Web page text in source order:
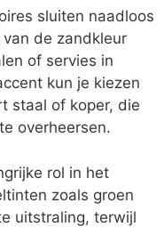
sluiten naadloos
de zandkleur
of servies in
kun je kiezen
staal of koper, die
overheersen.
rol in het
zoals groen
uitstraling, terwijl